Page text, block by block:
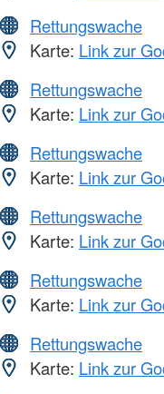
Rettungswache
Karte: Link zur
Rettungswache
Karte: Link zur
Rettungswache
Karte: Link zur
Rettungswache
Karte: Link zur
Rettungswache
Karte: Link zur
Rettungswache
Karte: Link zur